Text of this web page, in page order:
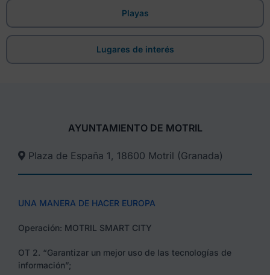
Playas
Lugares de interés
AYUNTAMIENTO DE MOTRIL
Plaza de España 1, 18600 Motril (Granada)​
UNA MANERA DE HACER EUROPA
Operación: MOTRIL SMART CITY
OT 2. “Garantizar un mejor uso de las tecnologías de
información”;